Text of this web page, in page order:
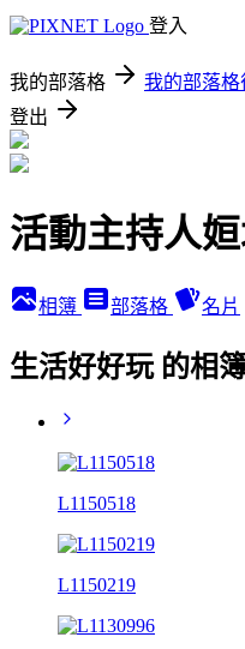
登入
我的部落格 我的部落格
登出
活動主持人
相簿 部落格 名片
生活好好玩 的相
L1150518
L1150219